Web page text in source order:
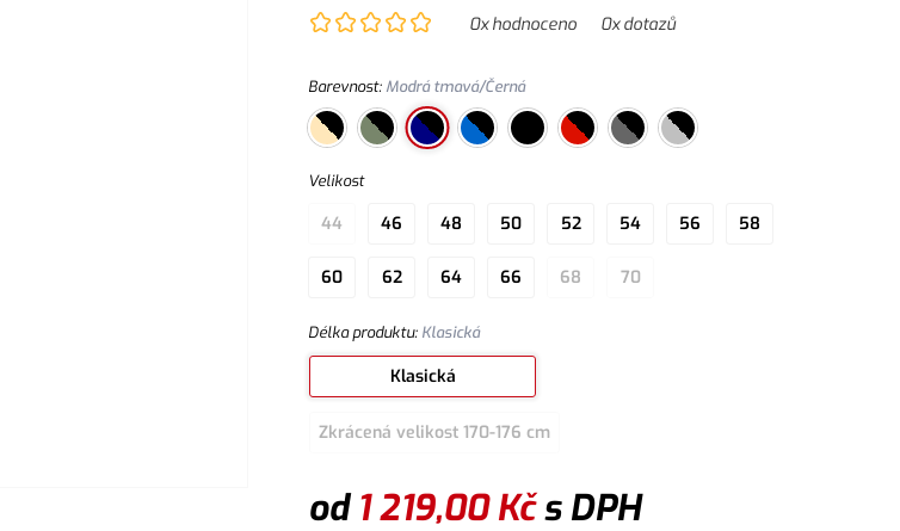
kryté zapínání na zip a druky, náprsní kapsy - na druk a zip,
boční kapsy na zip,
0x hodnoceno 0x dotazů
Barevnost:Modrá tmavá/Černá
Velikost
44 46 48 50 52 54 56 58
60 62 64 66 68 70
Délka produktu: Klasická
Klasická
Zkrácená velikost 170-176 cm
od1 219,00Kčs DPH